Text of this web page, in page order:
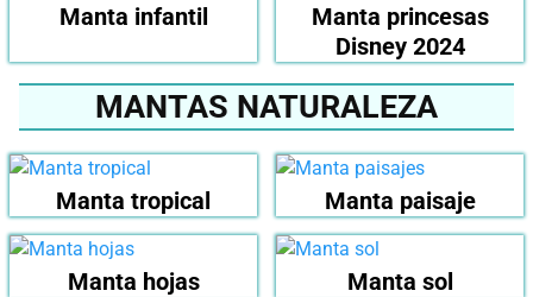
Manta infantil
Manta princesas
Disney 2024
MANTAS NATURALEZA
Manta tropical Manta paisaje
Manta hojas Manta sol